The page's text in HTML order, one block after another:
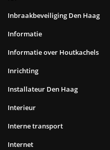
Inbraakbeveiliging Den Haag
Informatie
Informatie over Houtkachels
Inrichting
Installateur Den Haag
Interieur
Interne transport
Internet